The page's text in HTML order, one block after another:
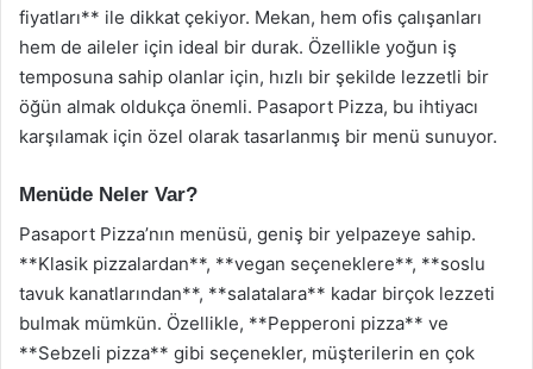
fiyatları** ile dikkat çekiyor. Mekan, hem ofis çalışanları
hem de aileler için ideal bir durak. Özellikle yoğun iş
temposuna sahip olanlar için, hızlı bir şekilde lezzetli bir
öğün almak oldukça önemli. Pasaport Pizza, bu ihtiyacı
karşılamak için özel olarak tasarlanmış bir menü sunuyor.
Menüde Neler Var?
Pasaport Pizza’nın menüsü, geniş bir yelpazeye sahip.
**Klasik pizzalardan**, **vegan seçeneklere**, **soslu
tavuk kanatlarından**, **salatalara** kadar birçok lezzeti
bulmak mümkün. Özellikle, **Pepperoni pizza** ve
**Sebzeli pizza** gibi seçenekler, müşterilerin en çok